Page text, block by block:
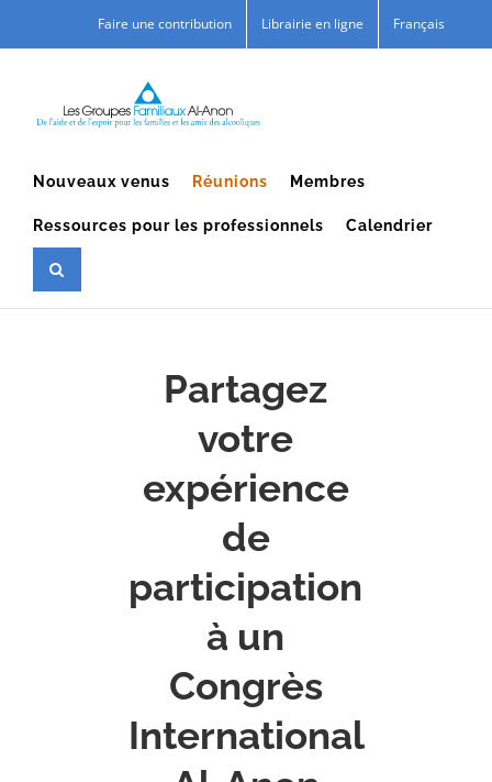
to
Faire une contribution Librairie en ligne Français
Nouveaux venus Réunions Membres
Ressources pour les professionnels Calendrier
Partagez
votre
expérience
de
participation
à un
Congrès
International